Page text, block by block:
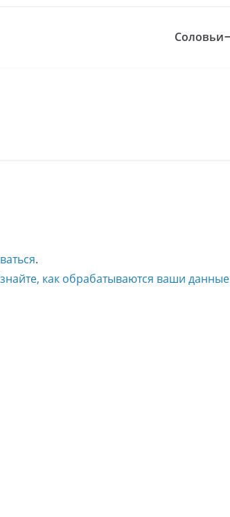
Соловьи
.
как обрабатываются ваши данные